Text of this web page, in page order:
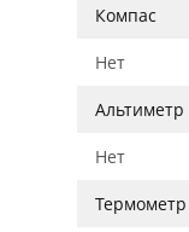
Компас
Нет
Альтиметр
Нет
Термометр